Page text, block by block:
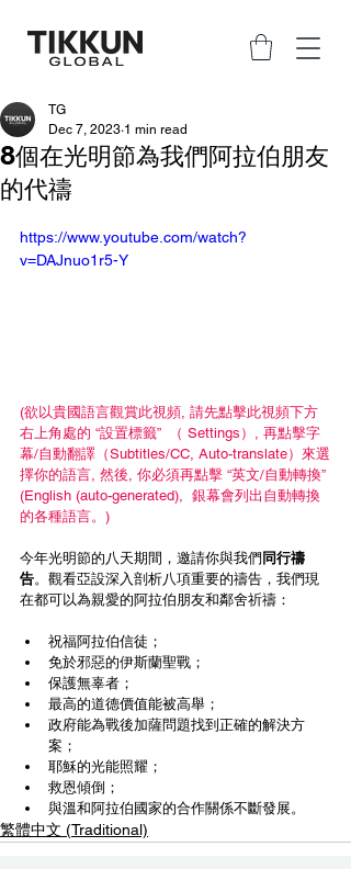
8個在光明節為我們阿拉伯朋友
的代禱
TG
Dec 7, 2023 1 min read
https://www.youtube.com/watch?
v=DAJnuo1r5-Y
(欲以貴國語言觀賞此視頻, 請先點擊此視頻下方
右上角處的 “設置標籤”  （ Settings）, 再點擊字
幕/自動翻譯（Subtitles/CC, Auto-translate）來選
擇你的語言, 然後, 你必須再點擊 “英文/自動轉換”
(English (auto-generated),  銀幕會列出自動轉換
的各種語言。)
今年光明節的八天期間，邀請你與我們同行禱
告。觀看亞設深入剖析八項重要的禱告，我們現
在都可以為親愛的阿拉伯朋友和鄰舍祈禱：
祝福阿拉伯信徒；
免於邪惡的伊斯蘭聖戰；
保護無辜者；
最高的道德價值能被高舉；
政府能為戰後加薩問題找到正確的解決方
案；
耶穌的光能照耀；
救恩傾倒；
與溫和阿拉伯國家的合作關係不斷發展。
繁體中文 (Traditional)